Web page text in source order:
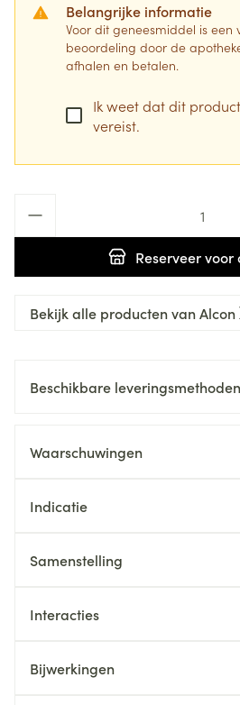
Belangrijke informatie
Voor dit geneesmiddel is een
beoordeling door de
afhalen en betalen.
Ik weet dat dit
vereist.
Reserveervoor
Bekijk alle producten van Alcon
Beschikbare leveringsmethoden
Waarschuwingen
Indicatie
Samenstelling
Interacties
Bijwerkingen